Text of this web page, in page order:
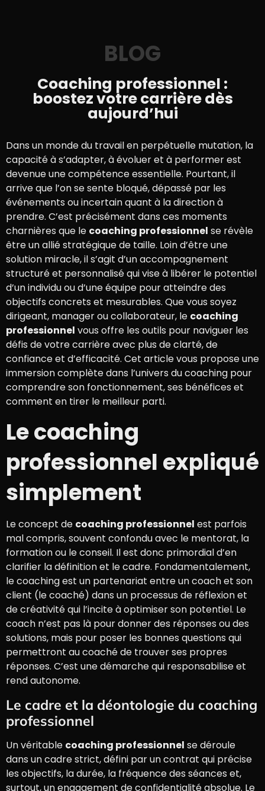
BLOG
Coaching professionnel :
boostez votre carrière dès
aujourd’hui
Dans un monde du travail en perpétuelle mutation, la
capacité à s’adapter, à évoluer et à performer est
devenue une compétence essentielle. Pourtant, il
arrive que l’on se sente bloqué, dépassé par les
événements ou incertain quant à la direction à
prendre. C’est précisément dans ces moments
charnières que le coaching professionnel se révèle
être un allié stratégique de taille. Loin d’être une
solution miracle, il s’agit d’un accompagnement
structuré et personnalisé qui vise à libérer le potentiel
d’un individu ou d’une équipe pour atteindre des
objectifs concrets et mesurables. Que vous soyez
dirigeant, manager ou collaborateur, le coaching
professionnel vous offre les outils pour naviguer les
défis de votre carrière avec plus de clarté, de
confiance et d’efficacité. Cet article vous propose une
immersion complète dans l’univers du coaching pour
comprendre son fonctionnement, ses bénéfices et
comment en tirer le meilleur parti.
Le coaching
professionnel expliqué
simplement
Le concept de coaching professionnel est parfois
mal compris, souvent confondu avec le mentorat, la
formation ou le conseil. Il est donc primordial d’en
clarifier la définition et le cadre. Fondamentalement,
le coaching est un partenariat entre un coach et son
client (le coaché) dans un processus de réflexion et
de créativité qui l’incite à optimiser son potentiel. Le
coach n’est pas là pour donner des réponses ou des
solutions, mais pour poser les bonnes questions qui
permettront au coaché de trouver ses propres
réponses. C’est une démarche qui responsabilise et
rend autonome.
Le cadre et la déontologie du coaching
professionnel
Un véritable coaching professionnel se déroule
dans un cadre strict, défini par un contrat qui précise
les objectifs, la durée, la fréquence des séances et,
surtout, un engagement de confidentialité absolue. Le